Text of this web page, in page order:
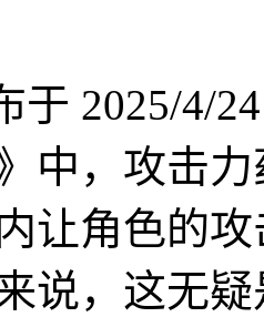
于 2025/4/
中，攻击
让角色的
说，这无